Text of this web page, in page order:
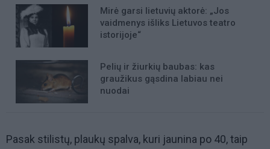
Mirė garsi lietuvių aktorė: „Jos
vaidmenys išliks Lietuvos teatro
istorijoje“
Pelių ir žiurkių baubas: kas
graužikus gąsdina labiau nei
nuodai
Pasak stilistų, plaukų spalva, kuri jaunina po 40, taip